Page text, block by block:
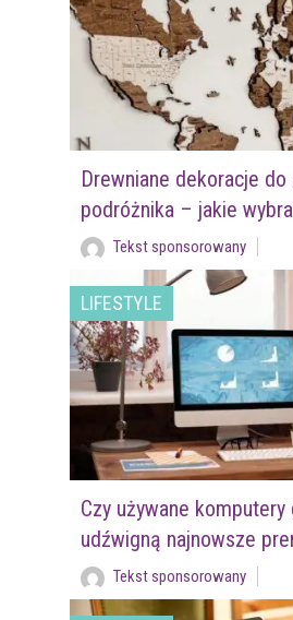
Drewniane dekoracje do
podróżnika – jakie
Tekst sponsorowany
LIFESTYLE
Czy używane
udźwigną najnowsze
Tekst sponsorowany